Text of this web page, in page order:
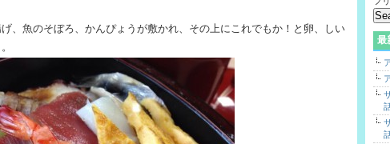
、魚のそぼろ、かんぴょうが敷かれ、その上にこれでもか！と卵、しい
最